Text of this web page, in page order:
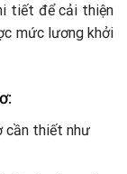
tiết để cải thiện
mức lương khởi
cần thiết như